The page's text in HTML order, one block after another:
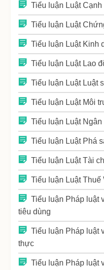
Tiểu luận Luật Cạnh
Tiểu luận Luật
Tiểu luận Luật Kinh
Tiểu luận Luật Lao
Tiểu luận Luật Luật
Tiểu luận Luật Môi
Tiểu luận Luật
Tiểu luận Luật Phá
Tiểu luận Luật Tài
Tiểu luận Luật Thuế
Tiểu luận Pháp luật
tiêu dùng
Tiểu luận Pháp luật
thực
Tiểu luận Pháp luật